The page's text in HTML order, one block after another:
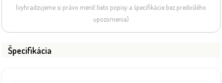
(vyhradzujeme si právo meniť tieto popisy a špecifikácie bez predošlého
upozornenia)
Špecifikácia